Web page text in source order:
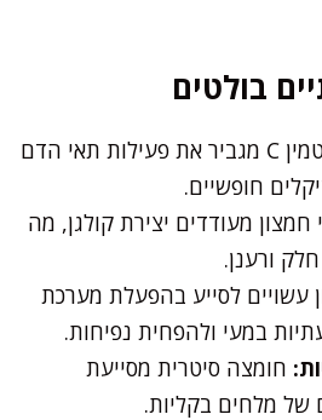
בולטים
ויטמין C מגביר את פעילות תאי הדם
חופשיים.
חמצון מעודדים יצירת קולגן, מה
ורענן.
עשויים לסייע בהפעלת מערכת
במעי ולהפחית נפיחות.
חומצה סיטרית מסייעת
מלחים בקליות.